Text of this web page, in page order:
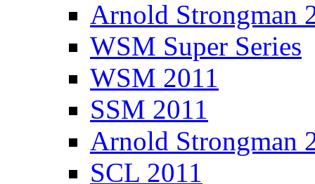
Arnold Strongman
WSM Super Series
WSM 2011
SSM 2011
Arnold Strongman
SCL 2011